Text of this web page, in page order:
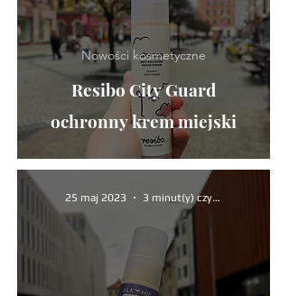
Resibo City Guard
ochronny krem miejski
Nowości kosmetyczne
25 maj 2023 3 minut(y) czytania